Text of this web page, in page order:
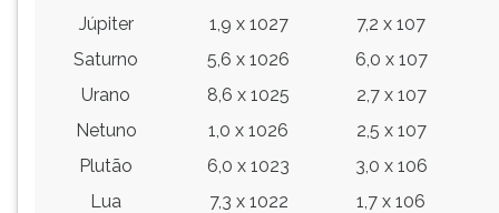
Júpiter
1,9 x 1027
7,2 x 107
Saturno
5,6 x 1026
6,0 x 107
Urano
8,6 x 1025
2,7 x 107
Netuno
1,0 x 1026
2,5 x 107
Plutão
6,0 x 1023
3,0 x 106
Lua
7,3 x 1022 1,7 x 106